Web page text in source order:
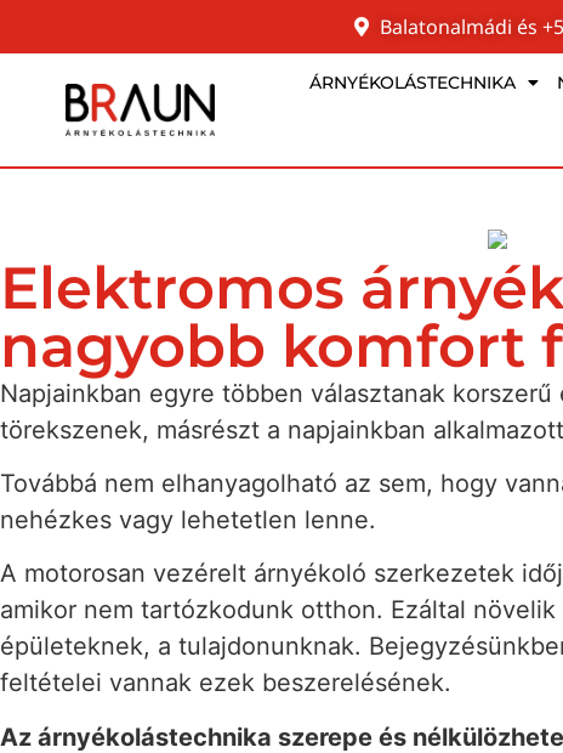
Balatonalmádi és
ÁRNYÉKOLÁSTECHNIKA
Elektromos
nagyobb komfort
Napjainkban egyre többen választanak
törekszenek, másrészt a napjainkban
Továbbá nem elhanyagolható az sem, hogy
nehézkes vagy lehetetlen lenne.
A motorosan vezérelt árnyékoló szerkezetek
amikor nem tartózkodunk otthon. Ezáltal
épületeknek, a tulajdonunknak.
feltételei vannak ezek beszerelésének.
Az árnyékolástechnika szerepe és